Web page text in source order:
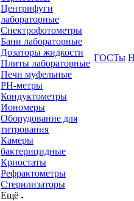
Центрифуги
лабораторные
Спектрофотометры
Бани лабораторные
Дозаторы жидкости
Плиты лабораторные
Печи муфельные
РН-метры
Кондуктометры
Иономеры
Оборудование для
титрования
Камеры
бактерицидные
Криостаты
Рефрактометры
Стерилизаторы
Ещё
ГОСТы